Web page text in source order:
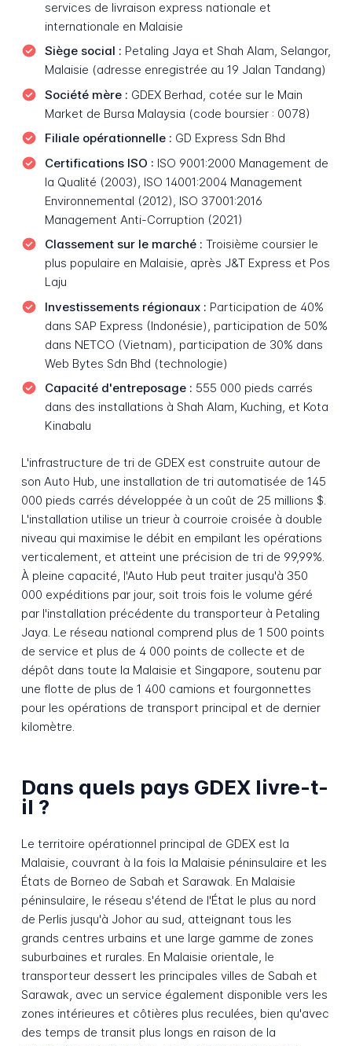
services de livraison express nationale et
internationale en Malaisie
Siège social : Petaling Jaya et Shah Alam, Selangor,
Malaisie (adresse enregistrée au 19 Jalan Tandang)
Société mère : GDEX Berhad, cotée sur le Main
Market de Bursa Malaysia (code boursier : 0078)
Filiale opérationnelle : GD Express Sdn Bhd
Certifications ISO : ISO 9001:2000 Management de
la Qualité (2003), ISO 14001:2004 Management
Environnemental (2012), ISO 37001:2016
Management Anti-Corruption (2021)
Classement sur le marché : Troisième coursier le
plus populaire en Malaisie, après J&T Express et Pos
Laju
Investissements régionaux : Participation de 40%
dans SAP Express (Indonésie), participation de 50%
dans NETCO (Vietnam), participation de 30% dans
Web Bytes Sdn Bhd (technologie)
Capacité d'entreposage : 555 000 pieds carrés
dans des installations à Shah Alam, Kuching, et Kota
Kinabalu
L'infrastructure de tri de GDEX est construite autour de
son Auto Hub, une installation de tri automatisée de 145
000 pieds carrés développée à un coût de 25 millions $.
L'installation utilise un trieur à courroie croisée à double
niveau qui maximise le débit en empilant les opérations
verticalement, et atteint une précision de tri de 99,99%.
À pleine capacité, l'Auto Hub peut traiter jusqu'à 350
000 expéditions par jour, soit trois fois le volume géré
par l'installation précédente du transporteur à Petaling
Jaya. Le réseau national comprend plus de 1 500 points
de service et plus de 4 000 points de collecte et de
dépôt dans toute la Malaisie et Singapore, soutenu par
une flotte de plus de 1 400 camions et fourgonnettes
pour les opérations de transport principal et de dernier
kilomètre.
Dans quels pays GDEX livre-t-
il ?
Le territoire opérationnel principal de GDEX est la
Malaisie, couvrant à la fois la Malaisie péninsulaire et les
États de Borneo de Sabah et Sarawak. En Malaisie
péninsulaire, le réseau s'étend de l'État le plus au nord
de Perlis jusqu'à Johor au sud, atteignant tous les
grands centres urbains et une large gamme de zones
suburbaines et rurales. En Malaisie orientale, le
transporteur dessert les principales villes de Sabah et
Sarawak, avec un service également disponible vers les
zones intérieures et côtières plus reculées, bien qu'avec
des temps de transit plus longs en raison de la